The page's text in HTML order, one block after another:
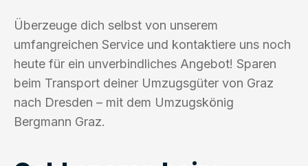
Überzeuge dich selbst von unserem
umfangreichen Service und kontaktiere uns noch
heute für ein unverbindliches Angebot! Sparen
beim Transport deiner Umzugsgüter von Graz
nach Dresden – mit dem Umzugskönig
Bergmann Graz.